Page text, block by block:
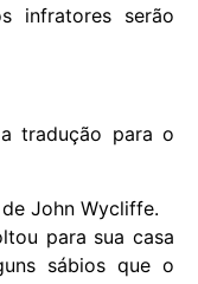
infratores serão
tradução para o
John Wycliffe.
para sua casa
sábios que o